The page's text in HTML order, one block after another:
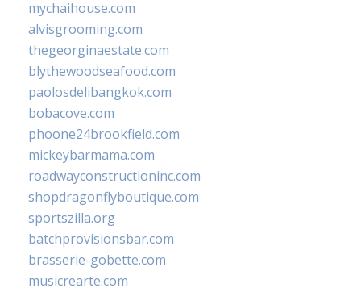
mychaihouse.com
alvisgrooming.com
thegeorginaestate.com
blythewoodseafood.com
paolosdelibangkok.com
bobacove.com
phoone24brookfield.com
mickeybarmama.com
roadwayconstructioninc.com
shopdragonflyboutique.com
sportszilla.org
batchprovisionsbar.com
brasserie-gobette.com
musicrearte.com